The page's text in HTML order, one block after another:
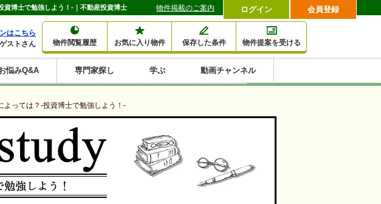
資博士で勉強しよう！-｜不動産投資博士
物件閲覧履歴 お気に入り物件 保存した条件 物件提案を受ける
はこちら
ゲストさん
利回りから収益物件を探す
利回り7%以上
利回り8%以上
利回り9%以上
利回り10%以上
利回り11%以上
利回り12%以上
利回り13%以上
利回り14%以上
利回り15%以上
利回り16%以上
資
資
件
内
悩みQ&A 専門家探し 学ぶ 動画チャンネル
ログイン 会員登録
物件掲載のご案内
よっては？-投資博士で勉強しよう！-